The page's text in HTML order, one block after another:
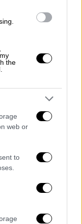
the
web or
to
πως ο
από τα
τον
να τον
λωρίδα
περίπου
με αλάρμ θα